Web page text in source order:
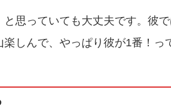
思っていても大丈夫です。彼
しんで、やっぱり彼が1番！っ